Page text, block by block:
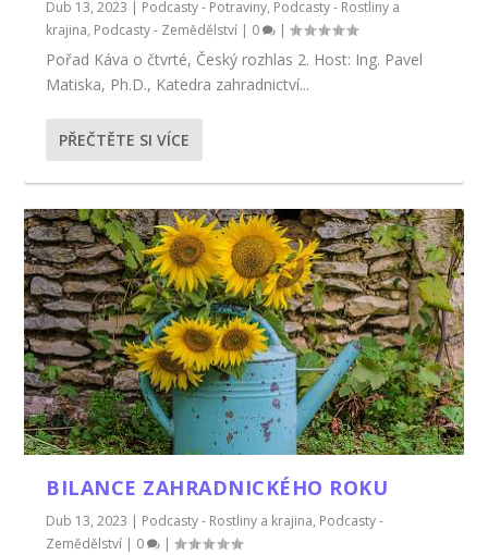
Dub 13, 2023 | Podcasty - Potraviny, Podcasty - Rostliny a
krajina, Podcasty - Zemědělství | 0 |
Pořad Káva o čtvrté, Český rozhlas 2. Host: Ing. Pavel
Matiska, Ph.D., Katedra zahradnictví...
PŘEČTĚTE SI VÍCE
BILANCE ZAHRADNICKÉHO ROKU
Dub 13, 2023 | Podcasty - Rostliny a krajina, Podcasty -
Zemědělství | 0 |